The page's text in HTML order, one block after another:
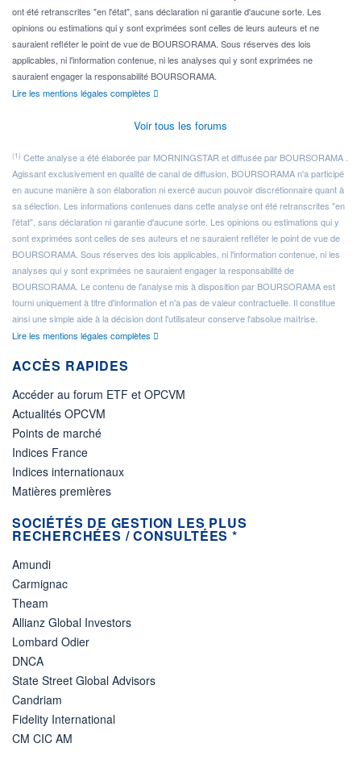
ont été retranscrites "en l'état", sans déclaration ni garantie d'aucune sorte. Les
opinions ou estimations qui y sont exprimées sont celles de leurs auteurs et ne
sauraient refléter le point de vue de BOURSORAMA. Sous réserves des lois
applicables, ni l'information contenue, ni les analyses qui y sont exprimées ne
sauraient engager la responsabilité BOURSORAMA.
Lire les mentions légales complètes
Voir tous les forums
(1) Cette analyse a été élaborée par MORNINGSTAR et diffusée par BOURSORAMA .
Agissant exclusivement en qualité de canal de diffusion, BOURSORAMA n'a participé
en aucune manière à son élaboration ni exercé aucun pouvoir discrétionnaire quant à
sa sélection. Les informations contenues dans cette analyse ont été retranscrites "en
l'état", sans déclaration ni garantie d'aucune sorte. Les opinions ou estimations qui y
sont exprimées sont celles de ses auteurs et ne sauraient refléter le point de vue de
BOURSORAMA. Sous réserves des lois applicables, ni l'information contenue, ni les
analyses qui y sont exprimées ne sauraient engager la responsabilité de
BOURSORAMA. Le contenu de l'analyse mis à disposition par BOURSORAMA est
fourni uniquement à titre d'information et n'a pas de valeur contractuelle. Il constitue
ainsi une simple aide à la décision dont l'utilisateur conserve l'absolue maîtrise.
Lire les mentions légales complètes
ACCÈS RAPIDES
Accéder au forum ETF et OPCVM
Actualités OPCVM
Points de marché
Indices France
Indices internationaux
Matières premières
SOCIÉTÉS DE GESTION LES PLUS
RECHERCHÉES / CONSULTÉES *
Amundi
Carmignac
Theam
Allianz Global Investors
Lombard Odier
DNCA
State Street Global Advisors
Candriam
Fidelity International
CM CIC AM